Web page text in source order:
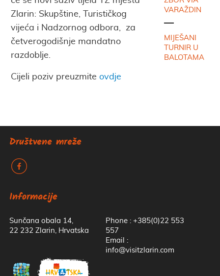
Zlarin: Skupštine, Turističkog
vijeća i Nadzornog odbora, za
četverogodišnje mandatno
razdoblje.
Cijeli poziv preuzmiteovdje
VARAŽDIN
MIJEŠANI
TURNIR U
BALOTAMA
Društvene mreže
k
Informacije
Sunčana obala 14,
22 232 Zlarin, Hrvatska
Phone : +385(0)22 553
557
Email :
info@visitzlarin.com